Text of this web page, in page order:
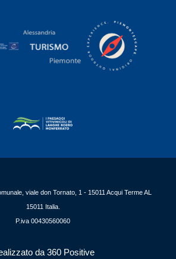
viale don Tornato, 1 - 15011 Acqui Terme AL
15011 Italia.
P.iva 00430560060
da 360 Positive